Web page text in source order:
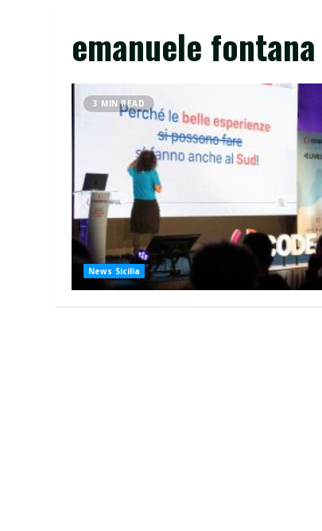
emanuele fontana
3 MIN READ
News Sicilia